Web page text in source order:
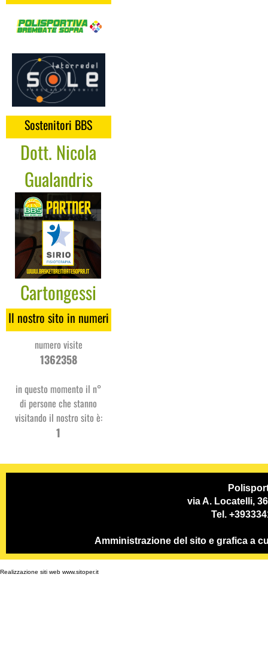
Sostenitori BBS
Dott. Nicola
Gualandris
Cartongessi
Coges
Studio
Dentistico
Il nostro sito in numeri
numero visite
1362358
in questo momento il n°
di persone che stanno
visitando il nostro sito è:
1
via A. Locatelli,
Tel.
Amministrazione del sito e grafica a
Realizzazione siti web www.sitoper.it